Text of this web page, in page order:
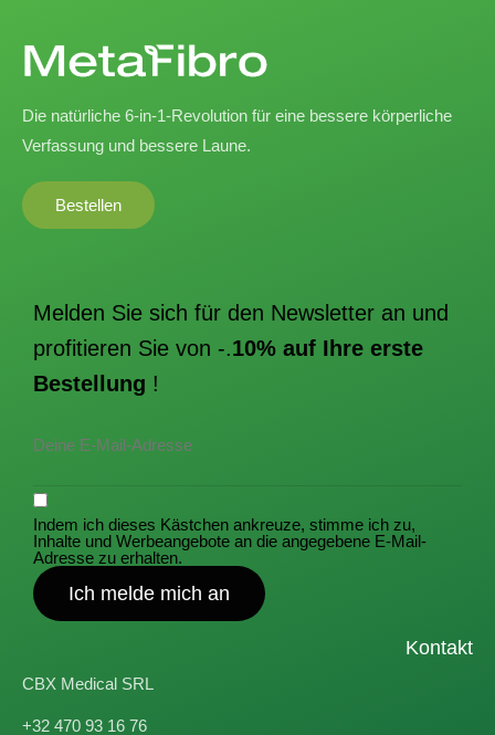
Die natürliche 6-in-1-Revolution für eine bessere körperliche
Verfassung und bessere Laune.
Bestellen
Melden Sie sich für den Newsletter an und
profitieren Sie von -.10% auf Ihre erste
Bestellung !
Indem ich dieses Kästchen ankreuze, stimme ich zu,
Inhalte und Werbeangebote an die angegebene E-Mail-
Adresse zu erhalten.
Ich melde mich an
Kontakt
CBX Medical SRL
+32 470 93 16 76